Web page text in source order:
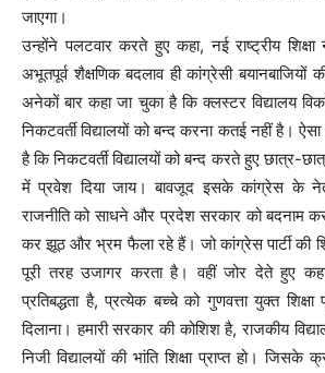
जाएगा।
उन्होंने पलटवार करते हुए कहा, नई राष्ट्रीय
अभूतपूर्व शैक्षणिक बदलाव ही कांग्रेसी
अनेकों बार कहा जा चुका है कि क्लस्टर विद्यालय
निकटवर्ती विद्यालयों को बन्द करना कतई नहीं है।
है कि निकटवर्ती विद्यालयों को बन्द करते हुए छात्र-
में प्रवेश दिया जाय। बावजूद इसके कांग्रेस के
राजनीति को साधने और प्रदेश सरकार को बदनाम
कर झूठ और भ्रम फैला रहे हैं। जो कांग्रेस पार्टी की
पूरी तरह उजागर करता है। वहीं जोर देते हुए
प्रतिबद्धता है, प्रत्येक बच्चे को गुणवत्ता युक्त
दिलाना। हमारी सरकार की कोशिश है, राजकीय
निजी विद्यालयों की भांति शिक्षा प्राप्त हो।